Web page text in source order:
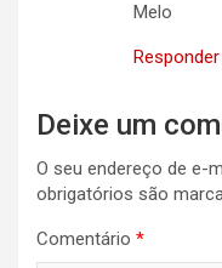
Melo
Responder
Deixe um
O seu endereço de e-
obrigatórios são
Comentário *